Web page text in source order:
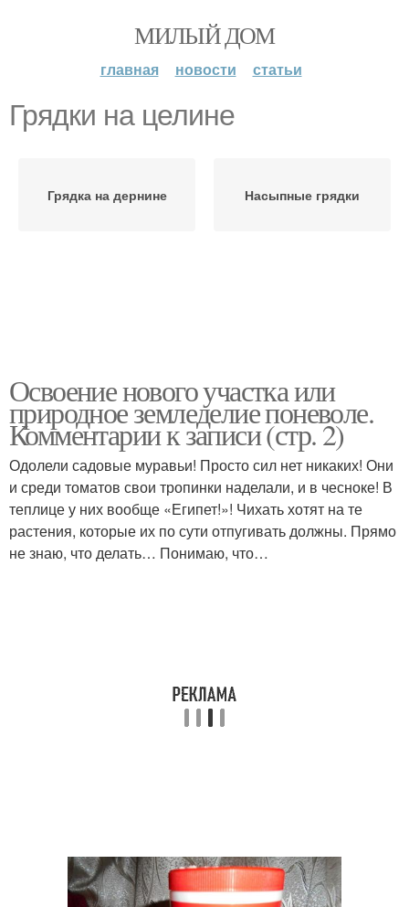
МИЛЫЙ ДОМ
главная новости статьи
Грядки на целине
Грядка на дернине Насыпные грядки
Освоение нового участка или
природное земледелие поневоле.
Комментарии к записи (стр. 2)
Одолели садовые муравьи! Просто сил нет никаких! Они
и среди томатов свои тропинки наделали, и в чесноке! В
теплице у них вообще «Египет!»! Чихать хотят на те
растения, которые их по сути отпугивать должны. Прямо
не знаю, что делать… Понимаю, что…